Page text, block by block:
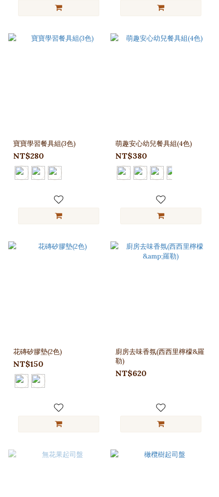
寶寶學習餐具組(3色)
NT$280
萌趣安心幼兒餐具組(4色)
NT$380
花磚矽膠墊(2色)
NT$150
廚房去味香氛(西西里檸檬&羅
勒)
NT$620